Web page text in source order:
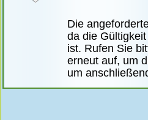
Die
da die
ist. Rufen Sie
erneut auf, um
um